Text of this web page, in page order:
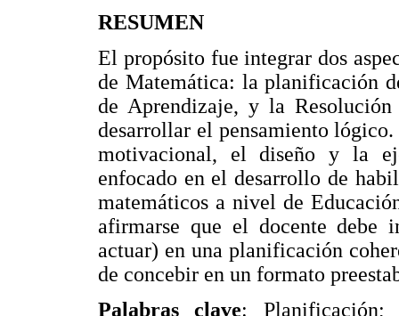
RESUMEN
El propósito fue integrar dos
de Matemática: la planificación
de Aprendizaje, y la
desarrollar el pensamiento
motivacional, el diseño y la
enfocado en el desarrollo de
matemáticos a nivel de
afirmarse que el docente debe
actuar) en una planificación
de concebir en un formato
Palabras clave: Planificación;